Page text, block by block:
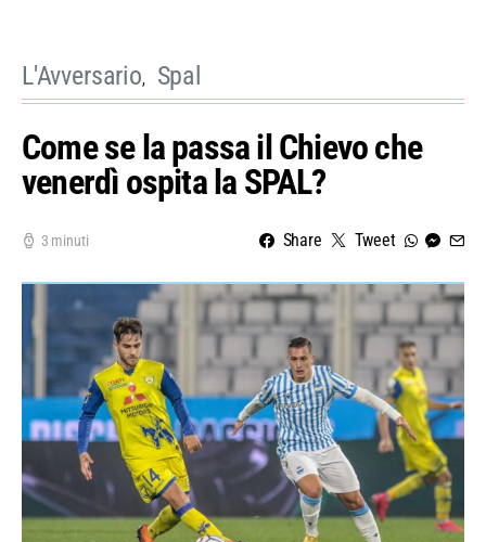
L'Avversario Spal
Come se la passa il Chievo che
venerdì ospita la SPAL?
3 minuti Share Tweet